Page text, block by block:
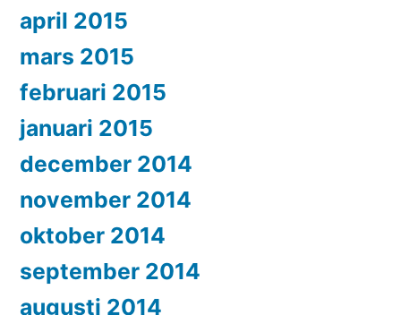
april 2015
mars 2015
februari 2015
januari 2015
december 2014
november 2014
oktober 2014
september 2014
augusti 2014